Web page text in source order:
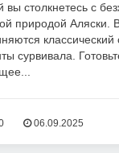
вы столкнетесь с
природой Аляски.
классический
сурвивала.
06.09.2025